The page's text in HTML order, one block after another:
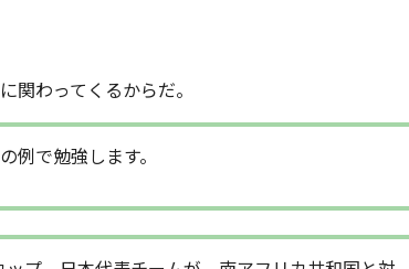
関わってくるからだ。
例で勉強します。